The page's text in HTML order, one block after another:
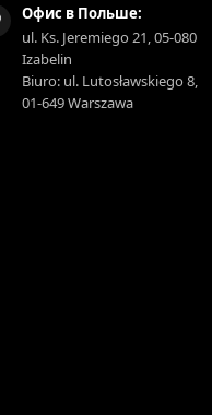
Офис в Польше:
ul. Ks. Jeremiego 21, 05-080
Izabelin
Biuro: ul. Lutosławskiego 8,
01-649 Warszawa